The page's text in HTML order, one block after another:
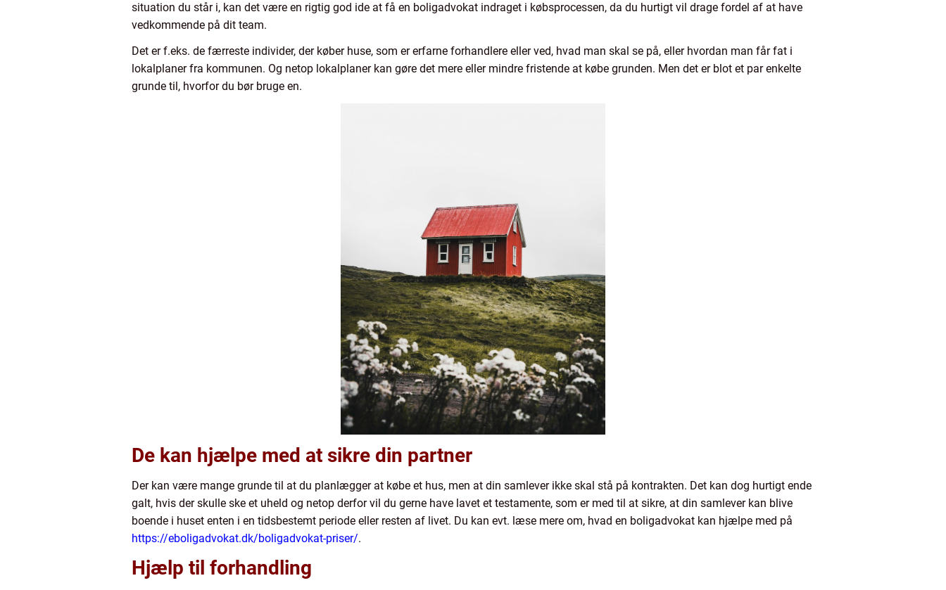
situation du står i, kan det være en rigtig god ide at få en boligadvokat indraget i købsprocessen, da du hurtigt vil drage fordel af at have
vedkommende på dit team.
Det er f.eks. de færreste individer, der køber huse, som er erfarne forhandlere eller ved, hvad man skal se på, eller hvordan man får fat i
lokalplaner fra kommunen. Og netop lokalplaner kan gøre det mere eller mindre fristende at købe grunden. Men det er blot et par enkelte
grunde til, hvorfor du bør bruge en.
De kan hjælpe med at sikre din partner
Der kan være mange grunde til at du planlægger at købe et hus, men at din samlever ikke skal stå på kontrakten. Det kan dog hurtigt ende
galt, hvis der skulle ske et uheld og netop derfor vil du gerne have lavet et testamente, som er med til at sikre, at din samlever kan blive
boende i huset enten i en tidsbestemt periode eller resten af livet. Du kan evt. læse mere om, hvad en boligadvokat kan hjælpe med på
https://eboligadvokat.dk/boligadvokat-priser/.
Hjælp til forhandling